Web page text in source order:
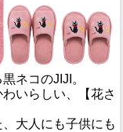
ネコのJIJI。
いらしい、【花さ
大人にも子供にも